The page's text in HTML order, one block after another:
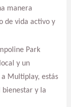
manera
de vida activo y
Park
y un
Multiplay, estás
bienestar y la